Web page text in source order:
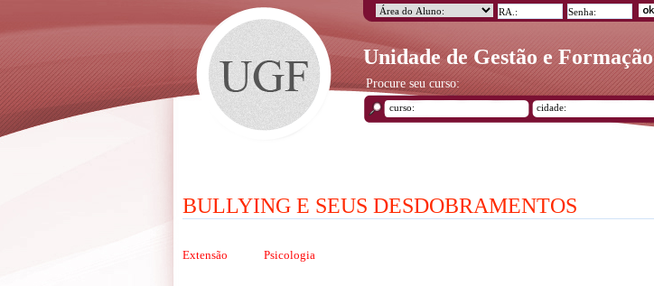
Unidade de Gestão e Formação
Procure seu curso:
BULLYING E SEUS DESDOBRAMENTOS
Extensão Psicologia